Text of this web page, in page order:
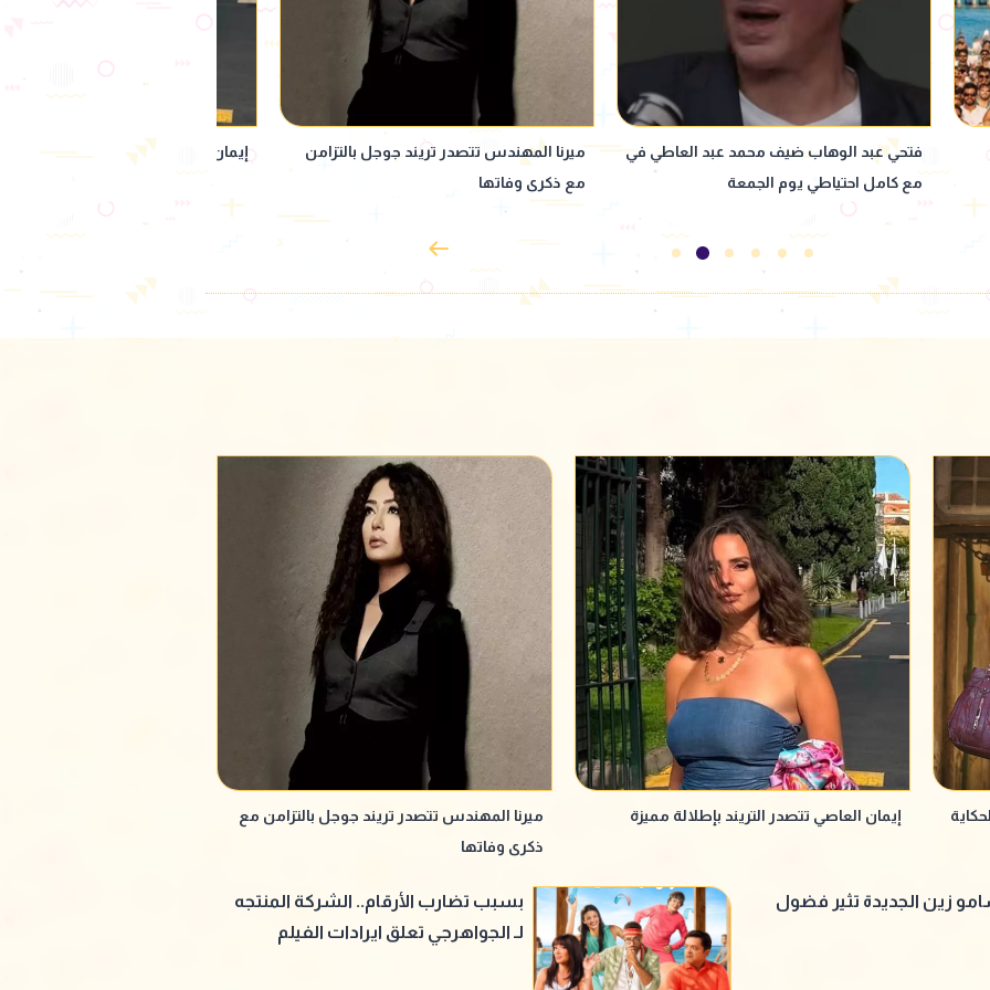
ميرنا المهندس تتصدر تريند جوجل بالتزامن
مع ذكرى وفاتها
إيمان العاصي تتصدر التريند بإطلالة مميزة
بملامح حزينه.. أول ظهور لتامر
إيمان العاصي تتصدر التريند بإطلالة مميزة
ميرنا المهندس تتصدر تريند جوجل بالتزامن مع
ذكرى وفاتها
زين الجديدة تثير فضول
بسبب تضارب الأرقام.. الشركة المنتجه
لـ الجواهرجي تعلق ايرادات الفيلم